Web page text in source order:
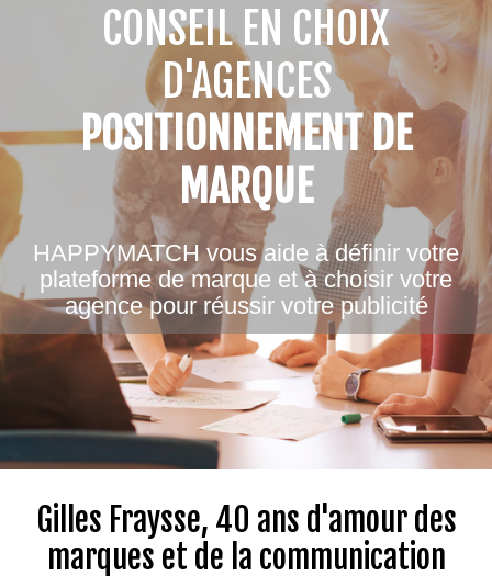
CONSEIL EN CHOIX
D'AGENCES
POSITIONNEMENT DE
MARQUE
HAPPYMATCH vous aide à définir votre
plateforme de marque et à choisir votre
agence pour réussir votre publicité
Gilles Fraysse, 40 ans d'amour des
marques et de la communication